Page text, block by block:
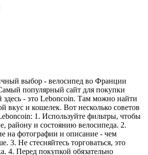
выбор - велосипед во Франции
популярный сайт для покупки
- это Leboncoin. Там можно найти
вкус и кошелек. Вот несколько советов
1. Используйте фильтры, чтобы
району и состоянию велосипеда. 2.
на фотографии и описание - чем
3. Не стесняйтесь торговаться, это
4. Перед покупкой обязательно